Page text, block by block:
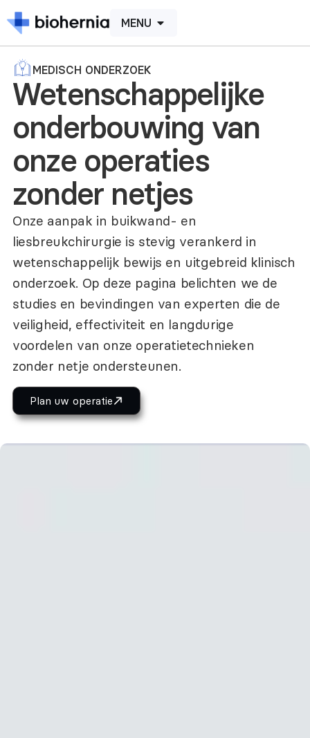
MENU
MEDISCH ONDERZOEK
Wetenschappelijke
onderbouwing van
onze operaties
zonder netjes
Onze aanpak in buikwand- en
liesbreukchirurgie is stevig verankerd in
wetenschappelijk bewijs en uitgebreid klinisch
onderzoek. Op deze pagina belichten we de
studies en bevindingen van experten die de
veiligheid, effectiviteit en langdurige
voordelen van onze operatietechnieken
zonder netje ondersteunen.
Plan uw operatie